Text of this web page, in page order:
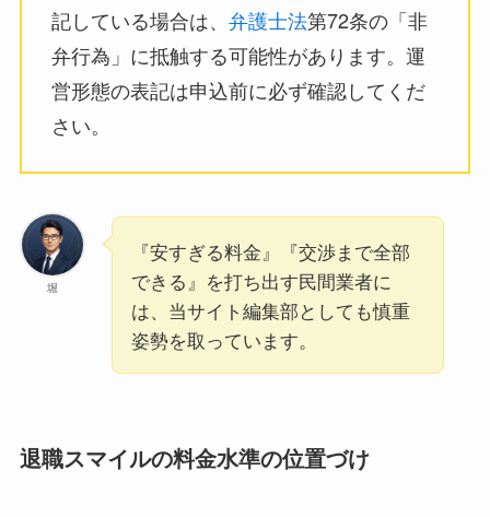
記している場合は、 弁護士法第72条の「非
弁行為」に抵触する可能性があります。運
営形態の表記は申込前に必ず確認してくだ
さい。
堀
『安すぎる料金』『交渉まで全部
できる』を打ち出す民間業者に
は、当サイト編集部としても慎重
姿勢を取っています。
退職スマイルの料金水準の位置づけ